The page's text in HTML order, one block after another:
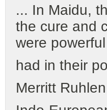
... In Maidu,
the cure and
were
had in their
Merritt